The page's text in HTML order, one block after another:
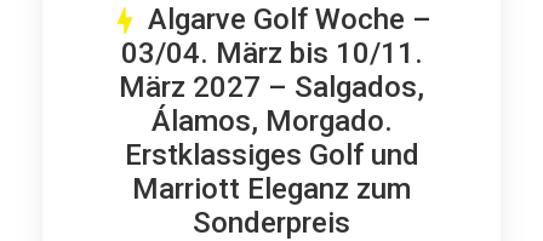
Algarve Golf Woche –
03/04. März bis 10/11.
März 2027 – Salgados,
Álamos, Morgado.
Erstklassiges Golf und
Marriott Eleganz zum
Sonderpreis